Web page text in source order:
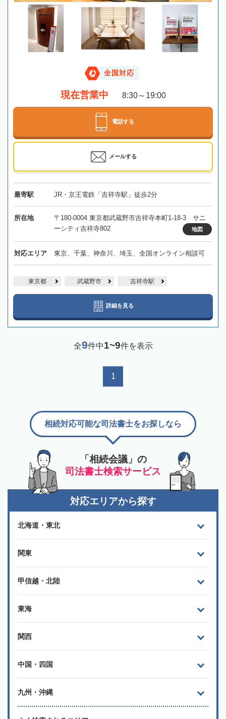
全国対応
現在営業中 8:30～19:00
電話する
メールする
最寄駅 JR・京王電鉄「吉祥寺駅」徒歩2分
所在地
〒180-0004 東京都武蔵野市吉祥寺本町1-18-3 サニ
ーシティ吉祥寺802
地図
対応エリア 東京、千葉、神奈川、埼玉、全国オンライン相談可
東京都 武蔵野市 吉祥寺駅
詳細を見る
全9件中1~9件を表示
1
「相続会議」の
司法書士検索サービス
相続対応可能な司法書士をお探しなら
対応エリアから探す
北海道・東北
関東
甲信越・北陸
東海
関西
中国・四国
九州・沖縄